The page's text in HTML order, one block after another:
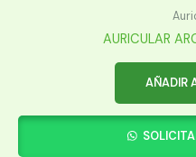
AURICULAR
AÑADIR